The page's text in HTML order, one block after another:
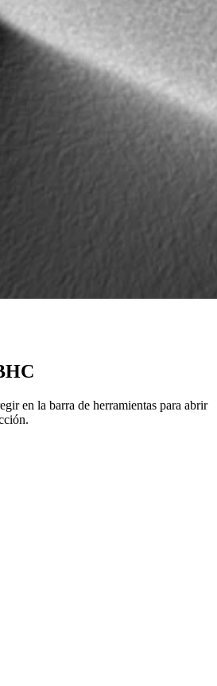
en la barra de herramientas para abrir